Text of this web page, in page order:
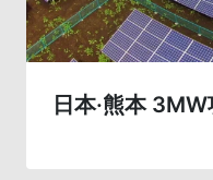
日本·熊本 3MW